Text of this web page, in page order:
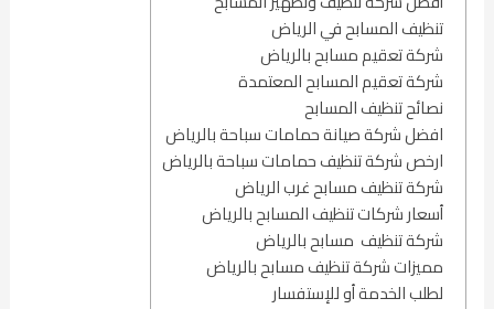
تنظيف المسابح في الرياض
شركة تعقيم مسابح بالرياض
شركة تعقيم المسابح المعتمدة
نصائح تنظيف المسابح
افضل شركة صيانة حمامات سباحة بالرياض
ارخص شركة تنظيف حمامات سباحة بالرياض
شركة تنظيف مسابح غرب الرياض
أسعار شركات تنظيف المسابح بالرياض
شركة تنظيف مسابح بالرياض
مميزات شركة تنظيف مسابح بالرياض
لطلب الخدمة أو للإستفسار